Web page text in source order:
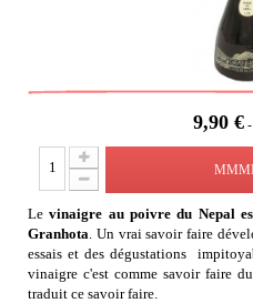
9,90 €
Levinaigre au poivre du Nepal
Granhota . Un vrai savoir faire
essais et des dégustations
vinaigre c'est comme savoir faire
traduit ce savoir faire.